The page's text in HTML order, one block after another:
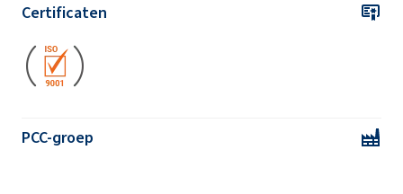
Certificaten
PCC-groep
Ekoprodur® 3050W2 Polyurethaan systeem